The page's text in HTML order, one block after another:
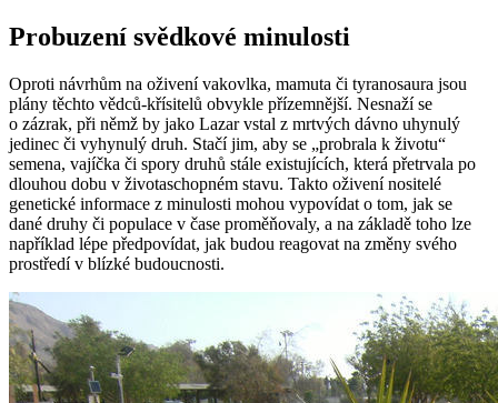
Probuzení svědkové minulosti
Oproti návrhům na oživení vakovlka, mamuta či tyranosaura jsou
plány těchto vědců-křísitelů obvykle přízemnější. Nesnaží se
o zázrak, při němž by jako Lazar vstal z mrtvých dávno uhynulý
jedinec či vyhynulý druh. Stačí jim, aby se „probrala k životu“
semena, vajíčka či spory druhů stále existujících, která přetrvala po
dlouhou dobu v životaschopném stavu. Takto oživení nositelé
genetické informace z minulosti mohou vypovídat o tom, jak se
dané druhy či populace v čase proměňovaly, a na základě toho lze
například lépe předpovídat, jak budou reagovat na změny svého
prostředí v blízké budoucnosti.